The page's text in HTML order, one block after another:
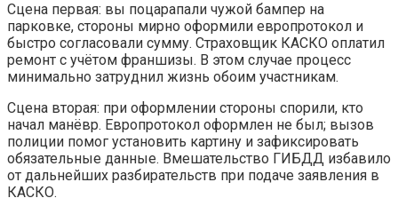
Сцена первая: вы поцарапали чужой бампер на
парковке, стороны мирно оформили европротокол и
быстро согласовали сумму. Страховщик КАСКО оплатил
ремонт с учётом франшизы. В этом случае процесс
минимально затруднил жизнь обоим участникам.
Сцена вторая: при оформлении стороны спорили, кто
начал манёвр. Европротокол оформлен не был; вызов
полиции помог установить картину и зафиксировать
обязательные данные. Вмешательство ГИБДД избавило
от дальнейших разбирательств при подаче заявления в
КАСКО.